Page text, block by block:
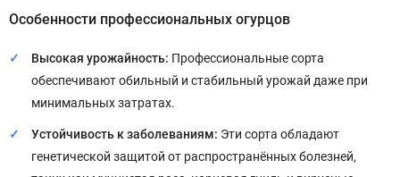
Особенности профессиональных огурцов
Высокая урожайность: Профессиональные сорта
обеспечивают обильный и стабильный урожай даже при
минимальных затратах.
Устойчивость к заболеваниям: Эти сорта обладают
генетической защитой от распространённых болезней,